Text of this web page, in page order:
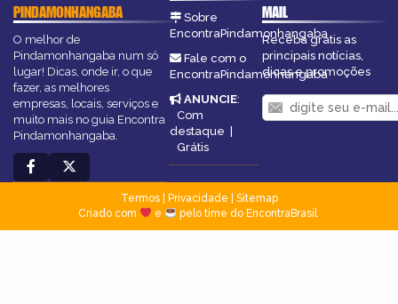
PINDAMONHANGABA
O melhor de
Pindamonhangaba num só
lugar! Dicas, onde ir, o que
fazer, as melhores
empresas, locais, serviços e
muito mais no guia Encontra
Pindamonhangaba.
Sobre
EncontraPindamonhangaba
Fale com o
EncontraPindamonhangaba
ANUNCIE:
Com
destaque |
Grátis
MAIL
Receba grátis as
principais notícias,
dicas e promoções
Termos| Privacidade
Sitemap
Criado com
e pelo time do EncontraBrasil